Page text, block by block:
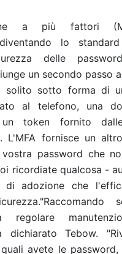
a più fattori
lo
delle
un secondo passo
solito sotto forma di
al telefono, una
un token fornito
L'MFA fornisce un
password che
ricordiate qualcosa -
adozione che
"Raccomando
regolare
dichiarato Tebow.
avete le password,